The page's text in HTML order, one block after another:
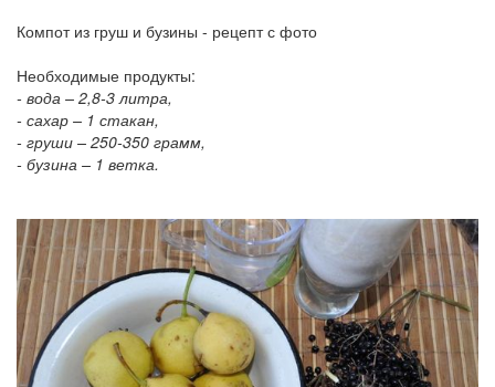
Компот из груш и бузины - рецепт с фото
Необходимые продукты:
- вода – 2,8-3 литра,
- сахар – 1 стакан,
- груши – 250-350 грамм,
- бузина – 1 ветка.